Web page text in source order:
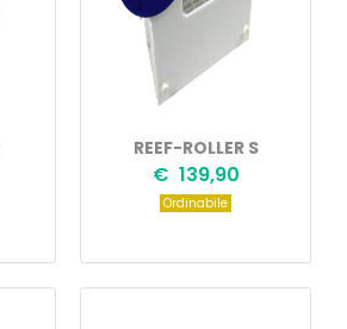
REEF-ROLLER S
€ 139,90
Ordinabile